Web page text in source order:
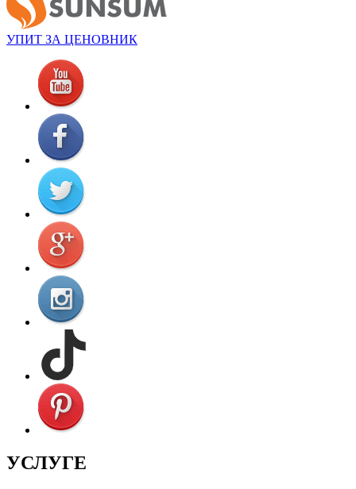
УПИТ ЗА ЦЕНОВНИК
УСЛУГЕ